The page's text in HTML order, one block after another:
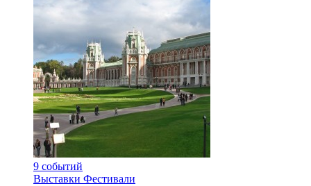
9 событий
Выставки Фестивали